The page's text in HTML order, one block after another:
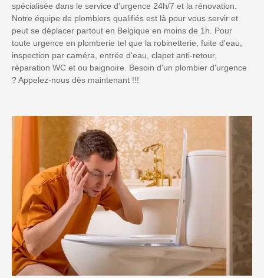
spécialisée dans le service d’urgence 24h/7 et la rénovation.
Notre équipe de plombiers qualifiés est là pour vous servir et
peut se déplacer partout en Belgique en moins de 1h. Pour
toute urgence en plomberie tel que la robinetterie, fuite d'eau,
inspection par caméra, entrée d'eau, clapet anti-retour,
réparation WC et ou baignoire. Besoin d'un plombier d'urgence
? Appelez-nous dès maintenant !!!